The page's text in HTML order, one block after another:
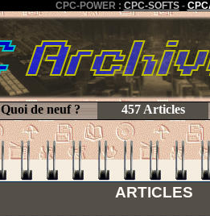
CPC-POWER : CPC-SOFTS-
Quoi de neuf ? 457 Articles
ARTICLES